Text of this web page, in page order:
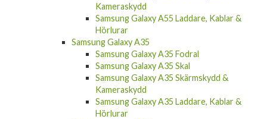
Kameraskydd
Samsung Galaxy A55 Laddare, Kablar &
Hörlurar
Samsung Galaxy A35
Samsung Galaxy A35 Fodral
Samsung Galaxy A35 Skal
Samsung Galaxy A35 Skärmskydd &
Kameraskydd
Samsung Galaxy A35 Laddare, Kablar &
Hörlurar